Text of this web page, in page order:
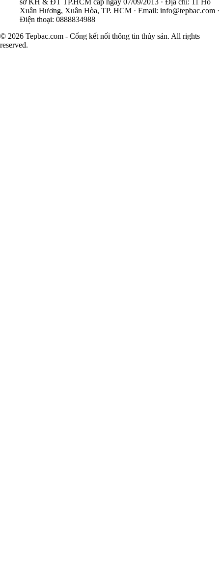
sở KH & ĐT TP.HCM cấp ngày 07/09/2013 · Địa chỉ: 11 Hồ
Xuân Hương, Xuân Hòa, TP. HCM · Email: info@tepbac.com ·
Điện thoại: 0888834988
© 2026 Tepbac.com - Cổng kết nối thông tin thủy sản. All rights
reserved.